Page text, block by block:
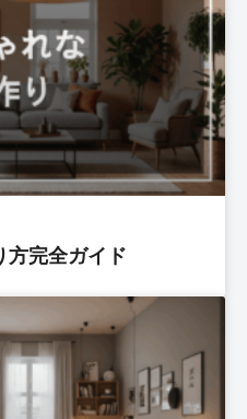
方完全ガイド